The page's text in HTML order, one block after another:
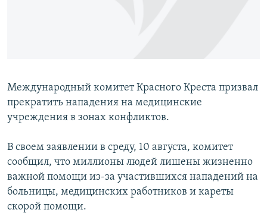
Международный комитет Красного Креста призвал
прекратить нападения на медицинские
учреждения в зонах конфликтов.
В своем заявлении в среду, 10 августа, комитет
сообщил, что миллионы людей лишены жизненно
важной помощи из-за участившихся нападений на
больницы, медицинских работников и кареты
скорой помощи.